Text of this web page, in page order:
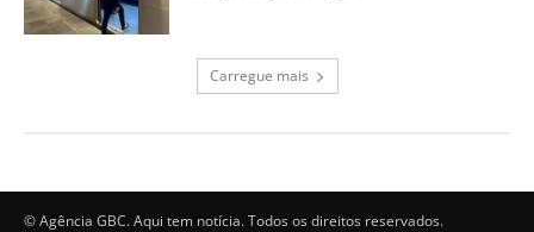
Carregue mais
© Agência GBC. Aqui tem notícia. Todos os direitos reservados.